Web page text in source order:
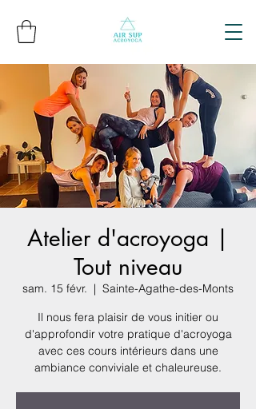
Atelier d'acroyoga |
Tout niveau
sam. 15 févr.
  |
Sainte-Agathe-des-Monts
Il nous fera plaisir de vous initier ou
d'approfondir votre pratique d'acroyoga
avec ces cours intérieurs dans une
ambiance conviviale et chaleureuse.